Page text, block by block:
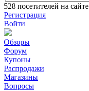
528 посетителей на сайте
Регистрация
Войти
Обзоры
Форум
Купоны
Распродажи
Магазины
Вопросы